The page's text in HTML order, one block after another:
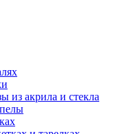
из акрила и стекла